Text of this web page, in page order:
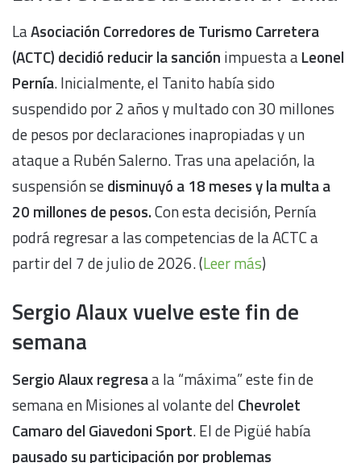
LaAsociación Corredores de Turismo Carretera
(ACTC) decidió reducir la sanción impuesta aLeonel
Pernía. Inicialmente, el Tanito había sido
suspendido por 2 años y multado con 30 millones
de pesos por declaraciones inapropiadas y un
ataque a Rubén Salerno. Tras una apelación, la
suspensión sedisminuyó a 18 meses y la multa a
20 millones de pesos.Con esta decisión, Pernía
podrá regresar a las competencias de la ACTC a
partir del 7 de julio de 2026. (Leer más)
Sergio Alaux vuelve este fin de
semana
Sergio Alaux regresaa la “máxima” este fin de
semana en Misiones al volante del Chevrolet
Camaro del Giavedoni Sport. El de Pigüé había
pausado su participación por problemas